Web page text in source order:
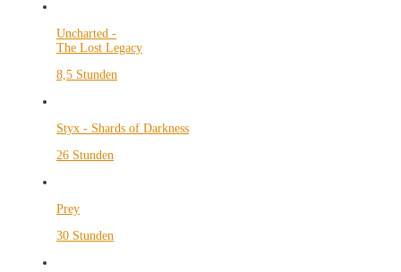
Uncharted -
The Lost Legacy
8,5 Stunden
Styx - Shards of Darkness
26 Stunden
Prey
30 Stunden